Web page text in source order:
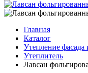
Главная
Каталог
Утепление
Утеплитель
Лавсан